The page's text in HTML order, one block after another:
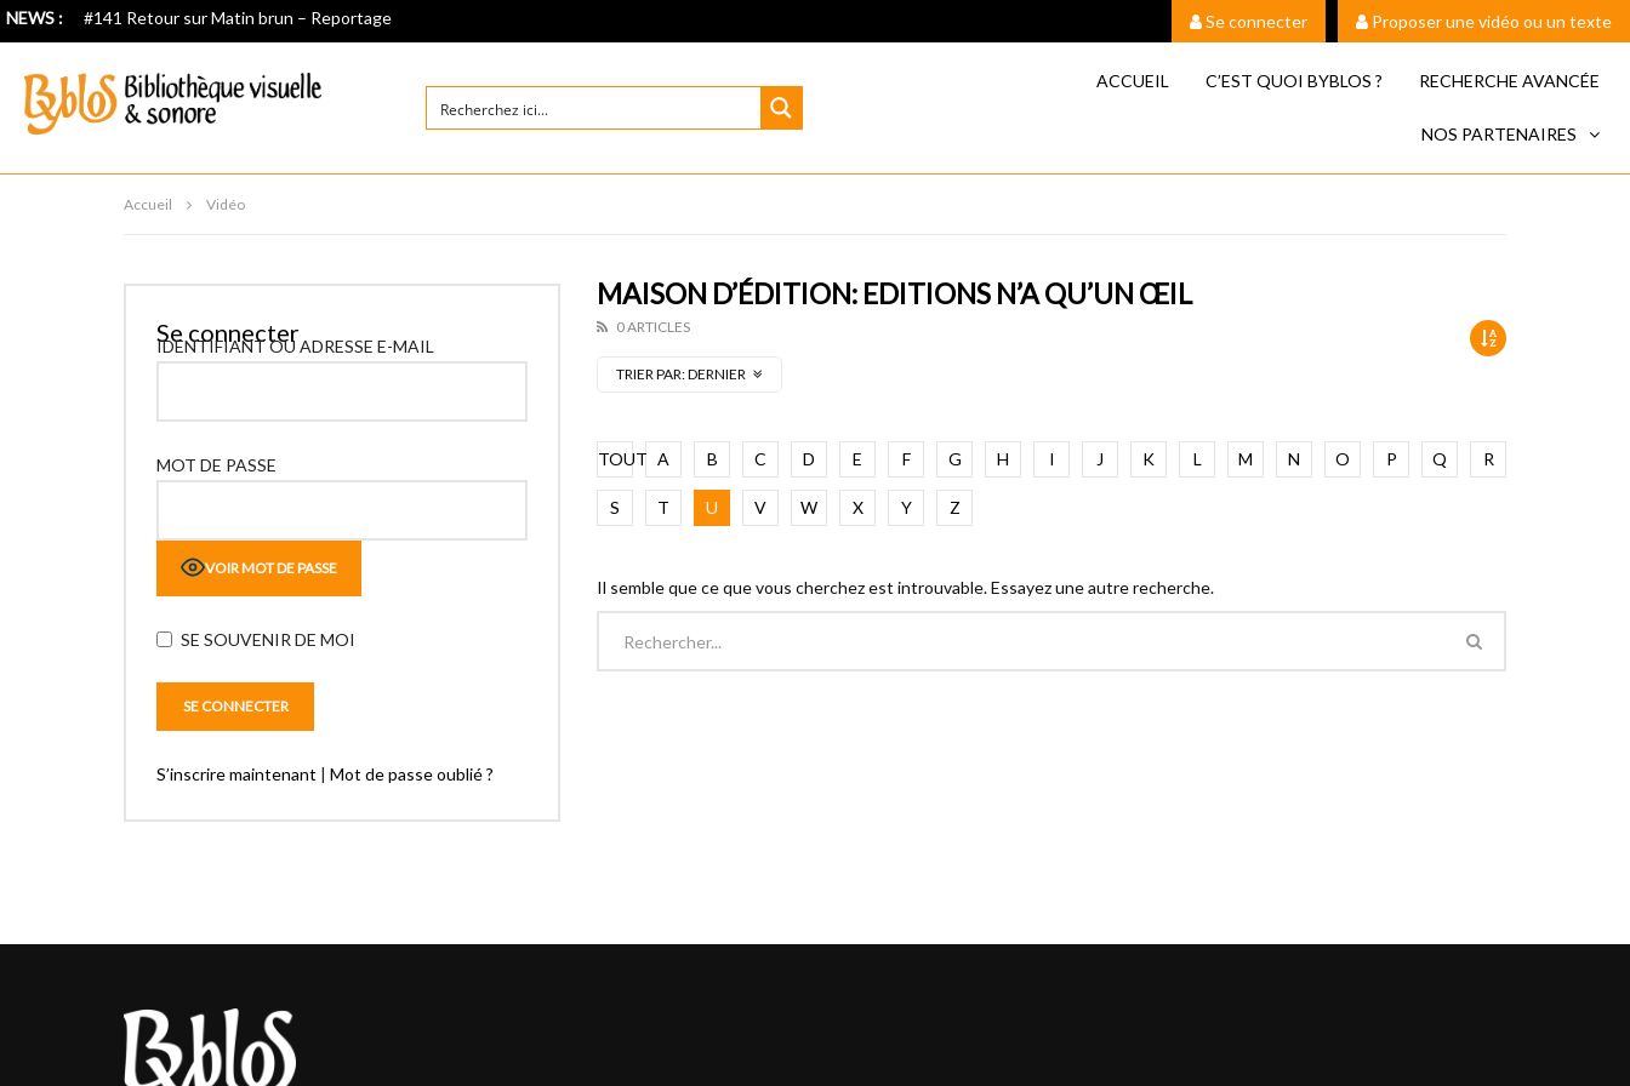
NEWS : #141 Retour sur Matin brun – Reportage Se connecter Proposer une vidéo ou un texte
ACCUEIL C’EST QUOI BYBLOS ? RECHERCHE AVANCÉE
NOS PARTENAIRES
Accueil Vidéo
MAISON D’ÉDITION: EDITIONS N’A QU’UN ŒIL
0 ARTICLES
TRIER PAR:DERNIER
TOUT A B C D E F G H I J K L M N O P Q R
S T U V W X Y Z
Il semble que ce que vous cherchez est introuvable. Essayez une autre recherche.
Se connecter
IDENTIFIANT OU ADRESSE E-MAIL
MOT DE PASSE
VOIR MOT DE PASSE
SE SOUVENIR DE MOI
S’inscrire maintenant | Mot de passe oublié ?